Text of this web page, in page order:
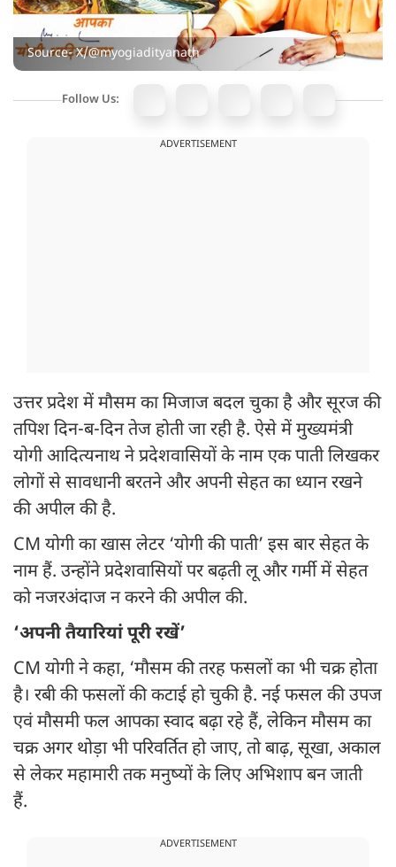
Source- X/@myogiadityanath
Follow Us:
ADVERTISEMENT
उत्तर प्रदेश में मौसम का मिजाज बदल चुका है और सूरज की
तपिश दिन-ब-दिन तेज होती जा रही है. ऐसे में मुख्यमंत्री
योगी आदित्यनाथ ने प्रदेशवासियों के नाम एक पाती लिखकर
लोगों से सावधानी बरतने और अपनी सेहत का ध्यान रखने
की अपील की है.
CM योगी का खास लेटर ‘योगी की पाती’ इस बार सेहत के
नाम हैं. उन्होंने प्रदेशवासियों पर बढ़ती लू और गर्मी में सेहत
को नजरअंदाज न करने की अपील की.
‘अपनी तैयारियां पूरी रखें’
CM योगी ने कहा, ‘मौसम की तरह फसलों का भी चक्र होता
है। रबी की फसलों की कटाई हो चुकी है. नई फसल की उपज
एवं मौसमी फल आपका स्वाद बढ़ा रहे हैं, लेकिन मौसम का
चक्र अगर थोड़ा भी परिवर्तित हो जाए, तो बाढ़, सूखा, अकाल
से लेकर महामारी तक मनुष्यों के लिए अभिशाप बन जाती
हैं.
ADVERTISEMENT